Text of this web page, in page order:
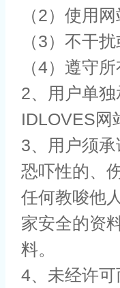
（2）使用
（3）不干
（4）遵守
2、用户单
IDLOVES网
3、用户须
恐吓性的、
任何教唆他
家安全的资
料。
4、未经许